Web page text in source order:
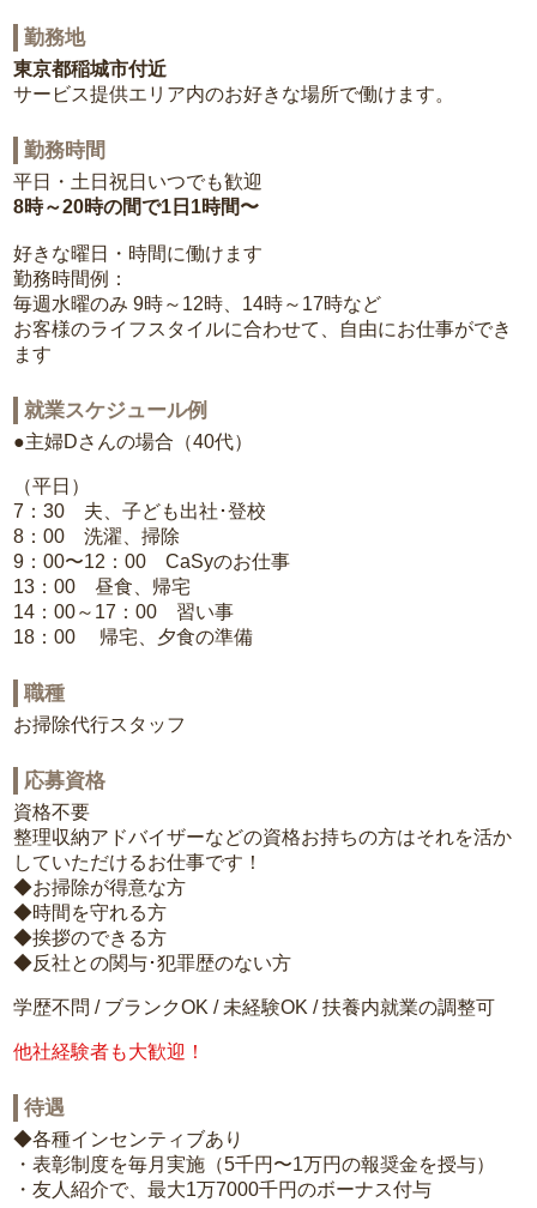
勤務地
東京都稲城市付近
サービス提供エリア内のお好きな場所で働けます。
勤務時間
平日・土日祝日いつでも歓迎
8時～20時の間で1日1時間〜
好きな曜日・時間に働けます
勤務時間例：
毎週水曜のみ 9時～12時、14時～17時など
お客様のライフスタイルに合わせて、自由にお仕事ができ
ます
就業スケジュール例
●主婦Dさんの場合（40代）
（平日）
7：30 夫、子ども出社･登校
8：00 洗濯、掃除
9：00〜12：00 CaSyのお仕事
13：00 昼食、帰宅
14：00～17：00 習い事
18：00 帰宅、夕食の準備
職種
お掃除代行スタッフ
応募資格
資格不要
整理収納アドバイザーなどの資格お持ちの方はそれを活か
していただけるお仕事です！
◆お掃除が得意な方
◆時間を守れる方
◆挨拶のできる方
◆反社との関与･犯罪歴のない方
学歴不問 / ブランクOK / 未経験OK / 扶養内就業の調整可
他社経験者も大歓迎！
待遇
◆各種インセンティブあり
・表彰制度を毎月実施（5千円〜1万円の報奨金を授与）
・友人紹介で、最大1万7000千円のボーナス付与